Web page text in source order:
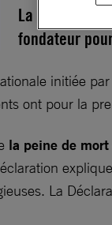
La
fondateur
initiée
ont pour la
la peine de
La